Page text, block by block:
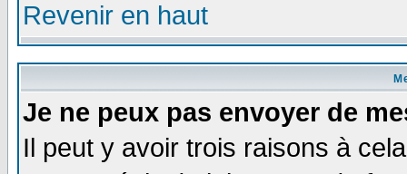
Revenir en haut
Je ne peux pas envoyer de
Il peut y avoir trois raisons à